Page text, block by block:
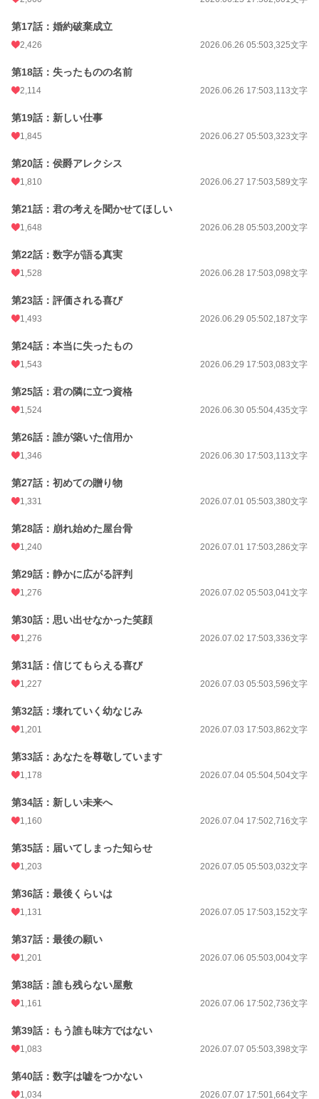
第17話：婚約破棄成立
2,426 2026.06.26 05:503,325文字
第18話：失ったものの名前
2,114 2026.06.26 17:503,113文字
第19話：新しい仕事
1,845 2026.06.27 05:503,323文字
第20話：侯爵アレクシス
1,810 2026.06.27 17:503,589文字
第21話：君の考えを聞かせてほしい
1,648 2026.06.28 05:503,200文字
第22話：数字が語る真実
1,528 2026.06.28 17:503,098文字
第23話：評価される喜び
1,493 2026.06.29 05:502,187文字
第24話：本当に失ったもの
1,543 2026.06.29 17:503,083文字
第25話：君の隣に立つ資格
1,524 2026.06.30 05:504,435文字
第26話：誰が築いた信用か
1,346 2026.06.30 17:503,113文字
第27話：初めての贈り物
1,331 2026.07.01 05:503,380文字
第28話：崩れ始めた屋台骨
1,240 2026.07.01 17:503,286文字
第29話：静かに広がる評判
1,276 2026.07.02 05:503,041文字
第30話：思い出せなかった笑顔
1,276 2026.07.02 17:503,336文字
第31話：信じてもらえる喜び
1,227 2026.07.03 05:503,596文字
第32話：壊れていく幼なじみ
1,201 2026.07.03 17:503,862文字
第33話：あなたを尊敬しています
1,178 2026.07.04 05:504,504文字
第34話：新しい未来へ
1,160 2026.07.04 17:502,716文字
第35話：届いてしまった知らせ
1,203 2026.07.05 05:503,032文字
第36話：最後くらいは
1,131 2026.07.05 17:503,152文字
第37話：最後の願い
1,201 2026.07.06 05:503,004文字
第38話：誰も残らない屋敷
1,161 2026.07.06 17:502,736文字
第39話：もう誰も味方ではない
1,083 2026.07.07 05:503,398文字
第40話：数字は嘘をつかない
1,034 2026.07.07 17:501,664文字